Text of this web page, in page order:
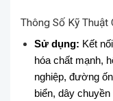
Thông Số Kỹ Thuật
Sử dụng: Kết
hóa chất mạnh,
nghiệp, đường
biển, dây